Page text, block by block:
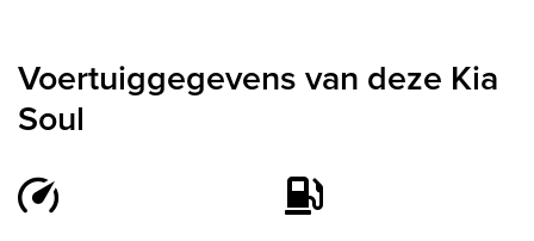
Voertuiggegevens van deze Kia
Soul